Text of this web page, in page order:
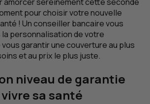
pour choisir votre nouvelle
! Un conseiller bancaire vous
personnalisation de votre
garantir une couverture au plus
et au prix le plus juste.
niveau de garantie
sa santé